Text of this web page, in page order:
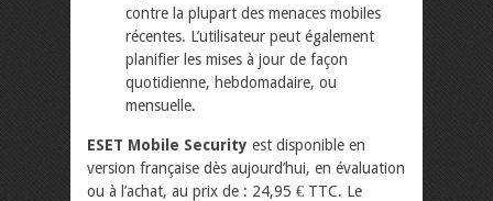
contre la plupart des menaces mobiles
récentes. L’utilisateur peut également
planifier les mises à jour de façon
quotidienne, hebdomadaire, ou
mensuelle.
ESET Mobile Security est disponible en
version française dès aujourd’hui, en évaluation
ou à l’achat, au prix de : 24,95 € TTC. Le